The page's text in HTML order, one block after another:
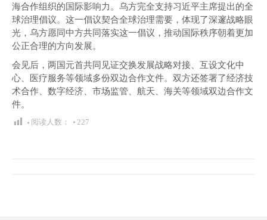
海合作组织的国际影响力。乌方完全支持习近平主席提出的全
球治理倡议。这一倡议契合全球治理需要，体现了深邃战略眼
光，乌方愿同中方共同落实这一倡议，推动国际秩序朝着更加
公正合理的方向发展。
会见后，两国元首共同见证交换发展战略对接、互设文化中
心、医疗服务等领域多份双边合作文件。双方还签署了经济技
术合作、数字经济、市场监管、航天、海关等领域双边合作文
件。
阅读人数： 227